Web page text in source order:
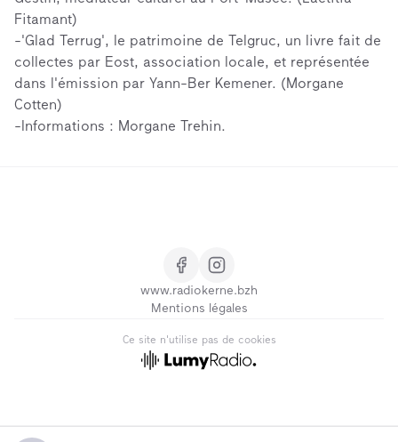
Fitamant)
-'Glad Terrug', le patrimoine de Telgruc, un livre fait de
collectes par Eost, association locale, et représentée
dans l'émission par Yann-Ber Kemener. (Morgane
Cotten)
-Informations : Morgane Trehin.
www.radiokerne.bzh
Mentions légales
Ce site n'utilise pas de cookies